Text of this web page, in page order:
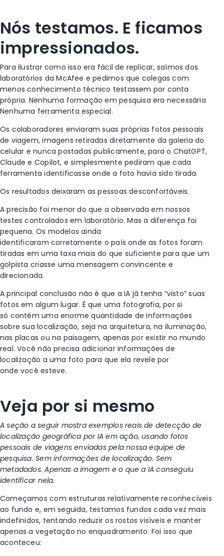
Nós testamos. E ficamos
impressionados.
Para ilustrar como isso era fácil de replicar, saímos dos
laboratórios da McAfee e pedimos que colegas com
menos conhecimento técnico testassem por conta
própria. Nenhuma formação em pesquisa era necessária
Nenhuma ferramenta especial.
Os colaboradores enviaram suas próprias fotos pessoais
de viagem, imagens retiradas diretamente da galeria do
celular e nunca postadas publicamente, para o ChatGPT,
Claude e Copilot, e simplesmente pediram que cada
ferramenta identificasse onde a foto havia sido tirada.
Os resultados deixaram as pessoas desconfortáveis.
A precisão foi menor do que a observada em nossos
testes controlados em laboratório. Mas a diferença foi
pequena. Os modelos ainda
identificaram corretamente o país onde as fotos foram
tiradas em uma taxa mais do que suficiente para que um
golpista criasse uma mensagem convincente e
direcionada.
A principal conclusão não é que a IA já tenha “visto” suas
fotos em algum lugar. É que uma fotografia, por si
só contém uma enorme quantidade de informações
sobre sua localização, seja na arquitetura, na iluminação,
nas placas ou na paisagem, apenas por existir no mundo
real. Você não precisa adicionar informações de
localização a uma foto para que ela revele por
onde você esteve.
Veja por si mesmo
A seção a seguir mostra exemplos reais de detecção de
localização geográfica por IA em ação, usando fotos
pessoais de viagensenviadaspela nossa equipe de
pesquisa. Sem informações de localização. Sem
metadados. Apenas a imagem e o que a IA conseguiu
identificar nela.
Começamos com estruturas relativamente reconhecíveis
ao fundo e, em seguida, testamos fundos cada vez mais
indefinidos, tentando reduzir os rostos visíveis e manter
apenas a vegetação no enquadramento. Foi isso que
aconteceu: